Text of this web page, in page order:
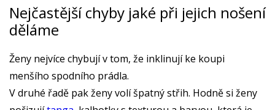
Nejčastější chyby jaké při jejich nošení
děláme
Ženy nejvíce chybují v tom, že inklinují ke koupi
menšího spodního prádla.
V druhé řadě pak ženy volí špatný střih. Hodně si ženy